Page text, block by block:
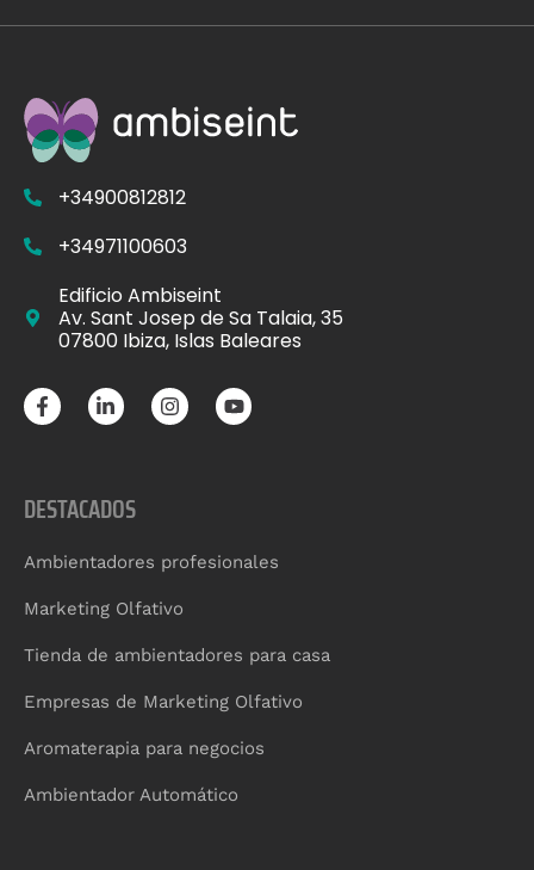
+34900812812
+34971100603
Edificio Ambiseint
Av. Sant Josep de Sa Talaia, 35
07800 Ibiza, Islas Baleares
DESTACADOS
Ambientadores profesionales
Marketing Olfativo
Tienda de ambientadores para casa
Empresas de Marketing Olfativo
Aromaterapia para negocios
Ambientador Automático